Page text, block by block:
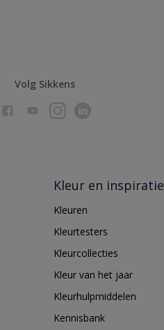
Volg Sikkens
Kleur en inspiratie
Kleuren
Kleurtesters
Kleurcollecties
Kleur van het jaar
Kleurhulpmiddelen
Kennisbank